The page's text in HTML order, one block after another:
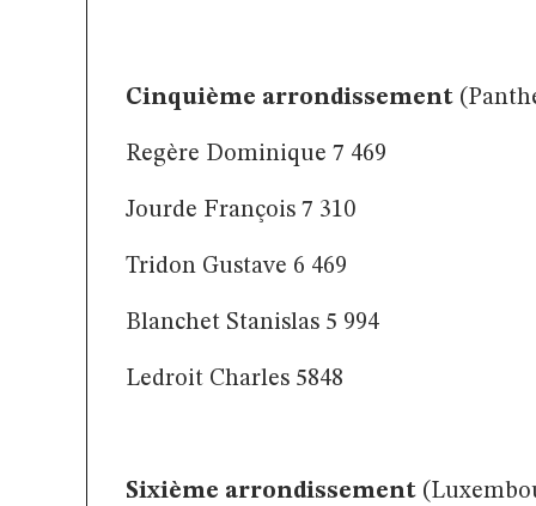
Cinquième arrondissement
Regère Dominique 7 469
Jourde François 7 310
Tridon Gustave 6 469
Blanchet Stanislas 5 994
Ledroit Charles 5848
Sixième arrondissement